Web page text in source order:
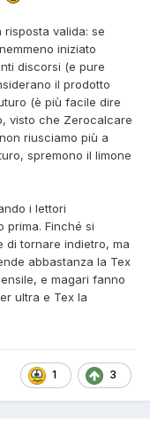
valida: se
iniziato
discorsi (e pure
il prodotto
(è più facile dire
visto che Zerocalcare
riusciamo più a
spremono il limone
i lettori
prima. Finché si
di tornare indietro, ma
abbastanza la Tex
e magari fanno
ultra e Tex la
1 3